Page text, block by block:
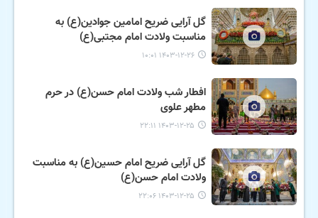
گل آرایی ضریح امامین جوادین(ع) به
مناسبت ولادت امام مجتبی(ع)
۱۴۰۳-۱۲-۲۶ ۱۰:۰۱
افطار شب ولادت امام حسن(ع) در حرم
مطهر علوی
۱۴۰۳-۱۲-۲۵ ۲۲:۱۱
گل آرایی ضریح امام حسین(ع) به مناسبت
ولادت امام حسن(ع)
۱۴۰۳-۱۲-۲۵ ۲۲:۰۶